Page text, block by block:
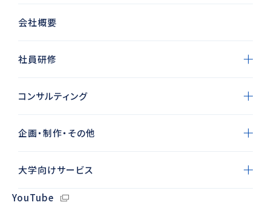
会社概要
社員研修
コンサルティング
企画・制作・その他
大学向けサービス
YouTube